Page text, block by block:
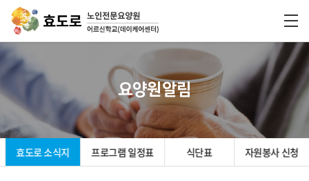
요양원알림
효도로 소식지 프로그램 일정표 식단표 자원봉사 신청